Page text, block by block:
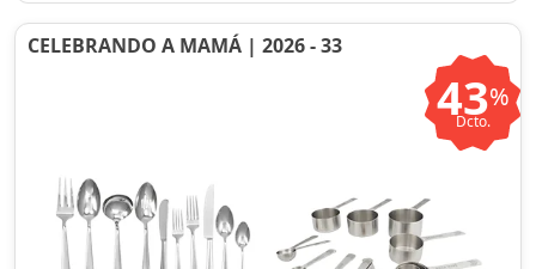
CELEBRANDO A MAMÁ | 2026 - 33
43%
Dcto.